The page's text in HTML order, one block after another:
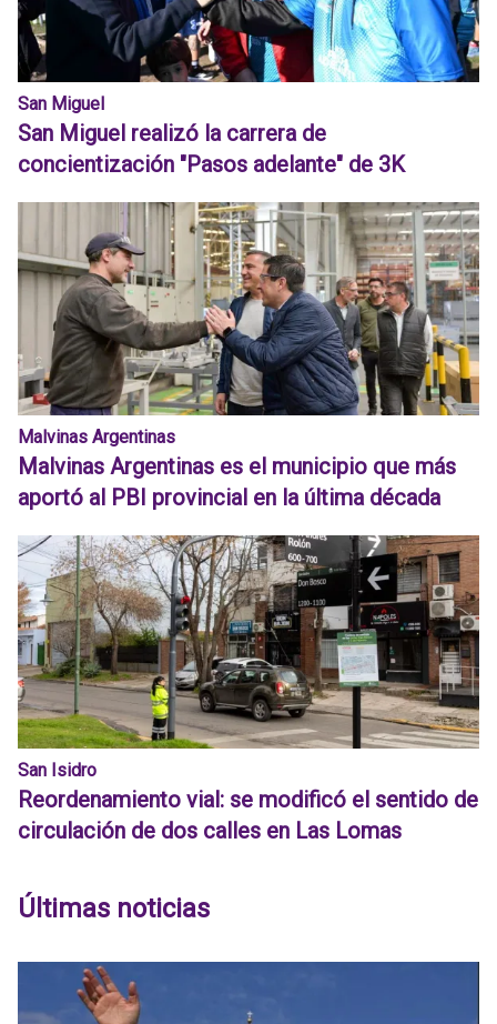
San Miguel
San Miguel realizó la carrera de
concientización "Pasos adelante" de 3K
Malvinas Argentinas
Malvinas Argentinas es el municipio que más
aportó al PBI provincial en la última década
San Isidro
Reordenamiento vial: se modificó el sentido de
circulación de dos calles en Las Lomas
Últimas noticias